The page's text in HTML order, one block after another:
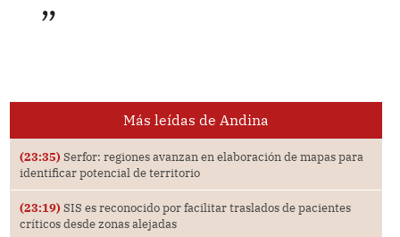
Más leídas de Andina
(23:35) Serfor: regiones avanzan en elaboración de mapas para
identificar potencial de territorio
(23:19) SIS es reconocido por facilitar traslados de pacientes
críticos desde zonas alejadas